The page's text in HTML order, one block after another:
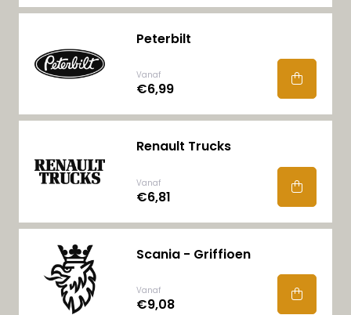
Peterbilt
Vanaf
€6,99
Renault Trucks
Vanaf
€6,81
Scania - Griffioen
Vanaf
€9,08